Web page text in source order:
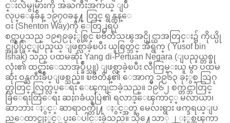
င္းလဲမွုမ်ားကို အႀကီးအက်ယ္ ျပဳ
လုပ္ေနခ်ိန္ ၁၉၇၀ခန႔္ တြင္ ရွန္တန္ေ
ဝး (Shenton Way)ကို ေတြ႕ရပုံ
စင္ကာပူသည္ ၁၉၅၉ခုႏွစ္တြင္ ၿဗိတိသၽွအင္ပိုင္ယာအတြင္း၌ ကိုယ္ပို
င္အုပ္ခ်ဳပ္ခြင့္ရျပည္နယ္ ျဖစ္လာခဲ့ၿပီး ယူစြတ္ဘင္ အီရွက္ ( Yusof bin
Ishak) သည္ ပထမဆုံး Yang di-Pertuan Negara (ျပည္နယ္တစ္ခု
လုံး၏ ထင္ရွားေသာအုပ္ခ်ဳပ္သူ) ျဖစ္လာခဲ့ၿပီး လီကြမ္းယူ မွာ ပထမ
ဆုံး ဝန္ႀကီးခ်ဳပ္ျဖစ္သည္။ ၿဗိတိန္၏ ေအာက္မွ ၁၉၆၃ ခုႏွစ္ ဩဂု
တ္လတြင္ လြတ္လပ္ေရး ေၾကျငာခဲ့သည္။ ၁၉၆၂ စက္တင္ဘာတြင္
ခြဲေရးတြဲေရး ဆႏၵခံယူပြဲ၏ ရလာဒ္ေၾကာင့္ မလာယာ၊
ဆာဘား ႏွင့္ ဆာရာဝက္တို႔ ႏွင့္အတူ မေလးရွား ဖက္ဒရယ္ျပ
ည္ေထာင္စုႏွင့္ ပူးေပါင္းခဲ့သည္။ သို႔ေသာ္ ၂ ႏွစ္အၾကာ